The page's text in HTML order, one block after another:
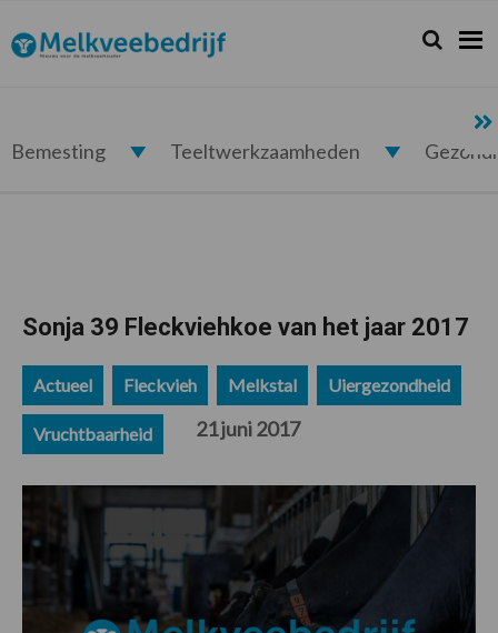
de
hoofdnavigatie
de
hoofd
de
eerste
de
voettekst
Melkveebedrijf.nl Zoeken...
Zoek
Bemesting Teeltwerkzaamheden
Sonja 39 Fleckviehkoe van het jaar 2017
Actueel Fleckvieh Melkstal Uiergezondheid
Vruchtbaarheid 21 juni 2017